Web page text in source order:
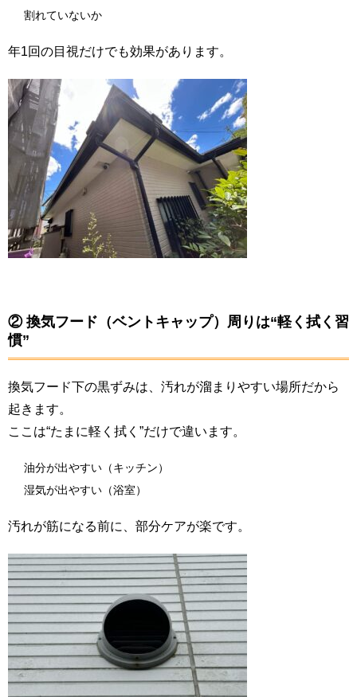
割れていないか
年1回の目視だけでも効果があります。
② 換気フード（ベントキャップ）周りは“軽く拭く習
慣”
換気フード下の黒ずみは、 汚れが溜まりやすい場所だから
起きます。
ここは“たまに軽く拭く”だけで違います。
油分が出やすい（キッチン）
湿気が出やすい（浴室）
汚れが筋になる前に、部分ケアが楽です。